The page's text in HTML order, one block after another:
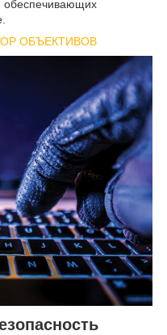
обеспечивающих
ОБЪЕКТИВОВ